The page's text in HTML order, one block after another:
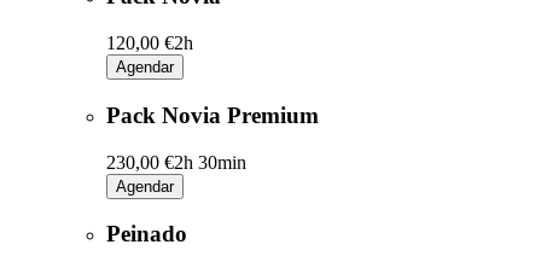
120,00 €2h
Agendar
Pack Novia Premium
230,00 €2h 30min
Agendar
Peinado